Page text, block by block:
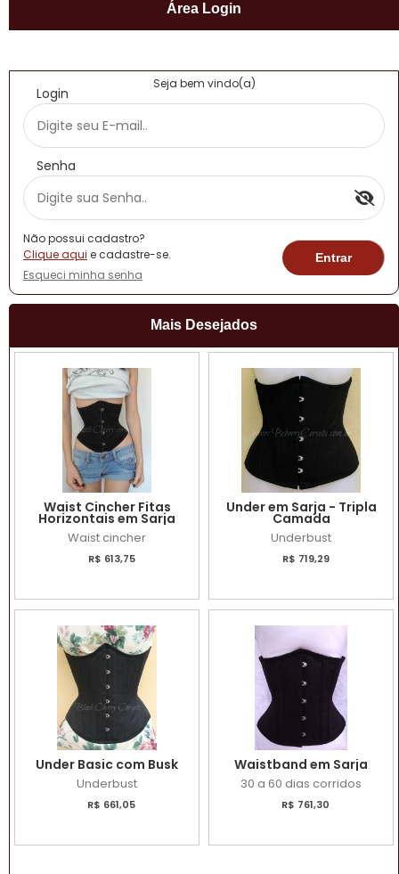
Área Login
Seja bem vindo(a)
Login
Senha
Não possui cadastro?
Clique aqui e cadastre-se.
Esqueci minha senha
Mais Desejados
Waist Cincher Fitas
Horizontais em Sarja
Waist cincher
R$ 613,75
Under em Sarja - Tripla
Camada
Underbust
R$ 719,29
Under Basic com Busk
Underbust
R$ 661,05
Waistband em Sarja
30 a 60 dias corridos
R$ 761,30